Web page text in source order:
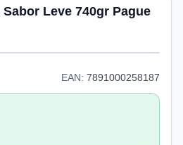
Leve 740gr Pague
EAN: 7891000258187